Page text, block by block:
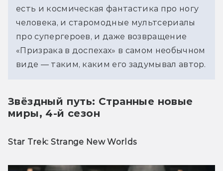
есть и космическая фантастика про ногу
человека, и старомодные мультсериалы
про супергероев, и даже возвращение
«Призрака в доспехах» в самом необычном
виде — таким, каким его задумывал автор.
Звёздный путь: Странные новые
миры, 4-й сезон
Star Trek: Strange New Worlds